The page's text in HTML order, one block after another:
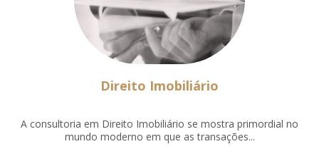
Direito Imobiliário
A consultoria em Direito Imobiliário se mostra primordial no
mundo moderno em que as transações...